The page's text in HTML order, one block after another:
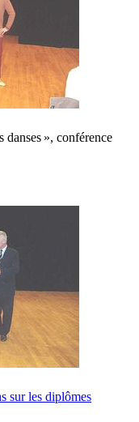
danses », conférence
sur les diplômes